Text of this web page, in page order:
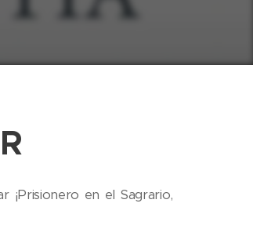
¡Prisionero en el Sagrario,